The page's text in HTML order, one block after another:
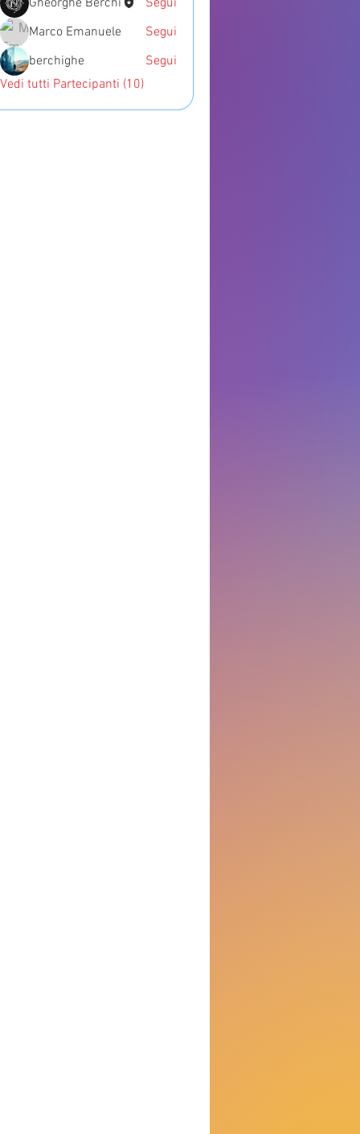
Gheorghe Berchi
Segui
Marco Emanuele
Segui
berchighe
Segui
Vedi tutti Partecipanti (10)